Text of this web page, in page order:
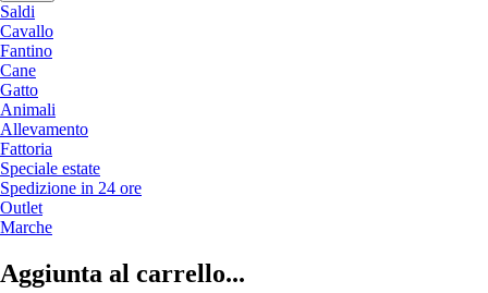
Saldi
Cavallo
Fantino
Cane
Gatto
Animali
Allevamento
Fattoria
Speciale estate
Spedizione in 24 ore
Outlet
Marche
Aggiunta al carrello...